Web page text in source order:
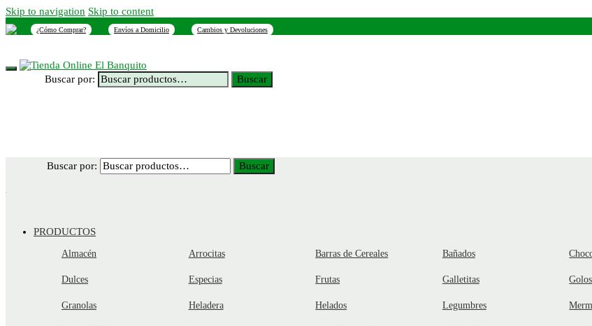
Skip to navigation Skip to content
¿Cómo Comprar? Envíos a Domicilio Cambios y Devoluciones
Buscar por: Buscar
Buscar por: Buscar
PRODUCTOS
Almacén Arrocitas Barras de Cereales Bañados
Dulces Especias Frutas Galletitas
Granolas Heladera Helados Legumbres